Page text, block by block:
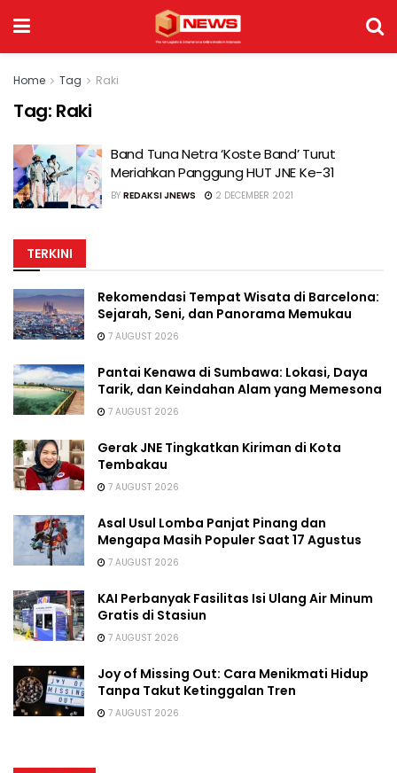
Home Tag Raki
Tag: Raki
Band Tuna Netra ‘Koste Band’ Turut
Meriahkan Panggung HUT JNE Ke-31
BY REDAKSI JNEWS 2 DECEMBER 2021
TERKINI
Rekomendasi Tempat Wisata di Barcelona:
Sejarah, Seni, dan Panorama Memukau
7 AUGUST 2026
Pantai Kenawa di Sumbawa: Lokasi, Daya
Tarik, dan Keindahan Alam yang Memesona
7 AUGUST 2026
Gerak JNE Tingkatkan Kiriman di Kota
Tembakau
7 AUGUST 2026
Asal Usul Lomba Panjat Pinang dan
Mengapa Masih Populer Saat 17 Agustus
7 AUGUST 2026
KAI Perbanyak Fasilitas Isi Ulang Air Minum
Gratis di Stasiun
7 AUGUST 2026
Joy of Missing Out: Cara Menikmati Hidup
Tanpa Takut Ketinggalan Tren
7 AUGUST 2026